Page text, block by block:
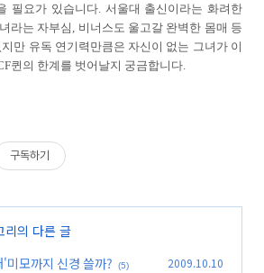
필요가 있습니다. 서울대 출신이라는 화려한
라는 자부심, 비너스도 울고갈 완벽한 몸매 등
만 유독 연기력만큼은 자신이 없는 그녀가 이
퀸의 한계를 벗어날지 궁금합니다.
구독하기
리의 다른 글
미모까지 신경 쓸까?
(5) 2009.10.10